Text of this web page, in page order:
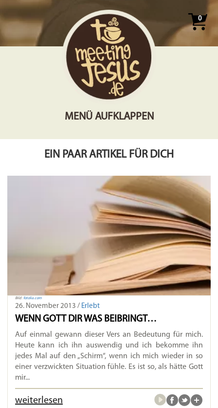
0
MENÜ AUFKLAPPEN
EIN PAAR ARTIKEL FÜR DICH
Bild: fotolia.com
26. November 2013 / Erlebt
WENN GOTT DIR WAS BEIBRINGT…
Auf einmal gewann dieser Vers an Bedeutung für mich.
Heute kann ich ihn auswendig und ich bekomme ihn
jedes Mal auf den „Schirm“, wenn ich mich wieder in so
einer verzwickten Situation fühle. Es ist so, als hätte Gott
mir...
weiterlesen